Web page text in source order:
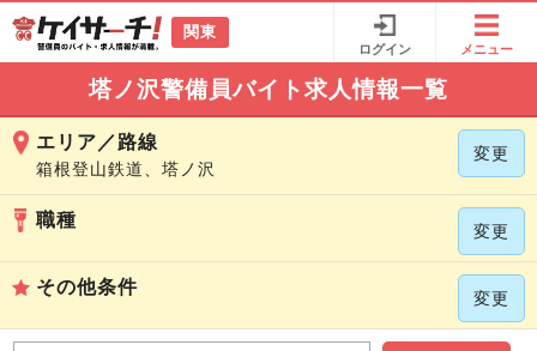
関東
ログイン メニュー
塔ノ沢警備員バイト求人情報一覧
エリア／路線
箱根登山鉄道、塔ノ沢
変更
職種
変更
その他条件
変更